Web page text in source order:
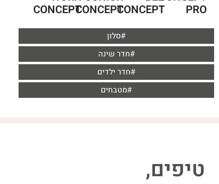
#סלון
#חדר שינה
#חדר ילדים
#מטבחים
PRO
CONCEPT
CONCEPT
CONCEPT
טיפים,